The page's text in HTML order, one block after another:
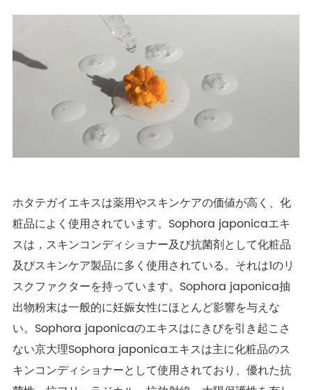
ホタテガイエキスは薬用やスキンケアの価値が高く、化
粧品によく使用されています。Sophora japonicaエキ
スは，スキンコンディショナー及び抗菌剤として化粧品
及びスキンケア製品に多く使用されている。それは1のリ
スクファクターを持っています。Sophora japonica抽
出物粉末は一般的に妊娠女性にほとんど影響を与えな
い。Sophora japonicaのエキスはにきびを引き起こさ
ない京大理Sophora japonicaエキスは主に化粧品のス
キンコンディショナーとして使用されており、優れた抗